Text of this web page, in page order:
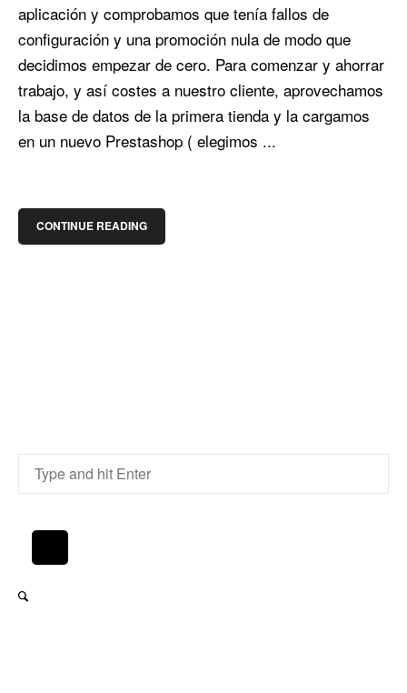
aplicación y comprobamos que tenía fallos de
configuración y una promoción nula de modo que
decidimos empezar de cero. Para comenzar y ahorrar
trabajo, y así costes a nuestro cliente, aprovechamos
la base de datos de la primera tienda y la cargamos
en un nuevo Prestashop ( elegimos ...
CONTINUE READING